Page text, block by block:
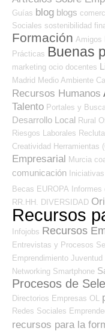
Guías blog blogs
Sociales sostenibilidad
Formación Amigos
Prácticas Buenas
marketing ocio docentes
Madrid Medio Ambiente
Recursos Humanos
Talento Portales y
Desarrollo Local Rural
Riesgos Laborales
Creatividad Herramientas
Empresarial Murcia
comunicación
Becas EUROPA Informes
RR.HH. DIVERSIDAD
Recursos
Infojobs Recursos
Entrevistas y Procesos
Emprendimiento Juventud
Networking Smartphone
Procesos de
Directorios Empresas OL
Redes Sociales
recursos para la